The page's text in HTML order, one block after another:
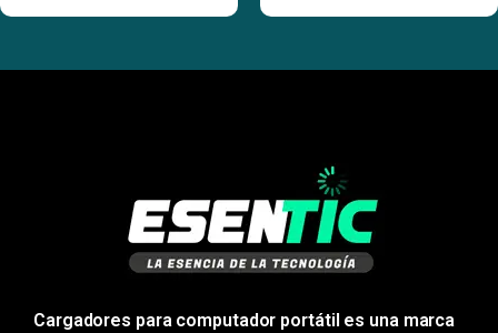
Cargadores para computador portátil es una marca